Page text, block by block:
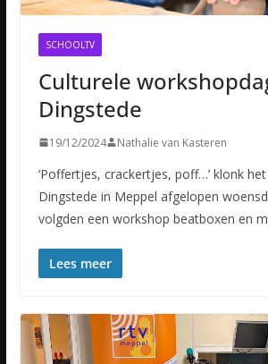
SCHOOLTV
Culturele
Dingstede
19/12/2024 Nathalie van Kasteren
‘Poffertjes, crackertjes, poff…’ klonk het
Dingstede in Meppel afgelopen
volgden een workshop beatboxen en
Lees meer